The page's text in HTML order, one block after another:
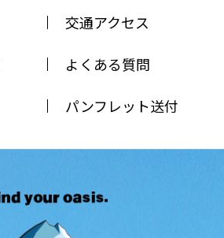
交通アクセス
よくある質問
パンフレット送付